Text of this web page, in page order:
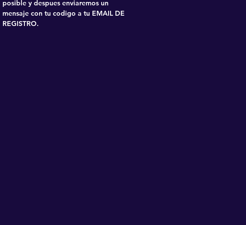
posible y despues enviaremos un
mensaje con tu codigo a tu EMAIL DE
REGISTRO.